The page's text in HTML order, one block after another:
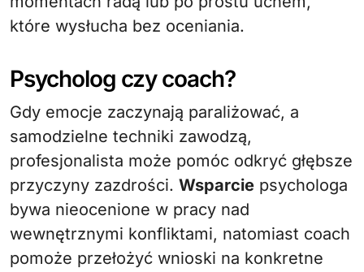
które wysłucha bez oceniania.
Psycholog czy coach?
Gdy emocje zaczynają paraliżować, a
samodzielne techniki zawodzą,
profesjonalista może pomóc odkryć głębsze
przyczyny zazdrości. Wsparcie psychologa
bywa nieocenione w pracy nad
wewnętrznymi konfliktami, natomiast coach
pomoże przełożyć wnioski na konkretne